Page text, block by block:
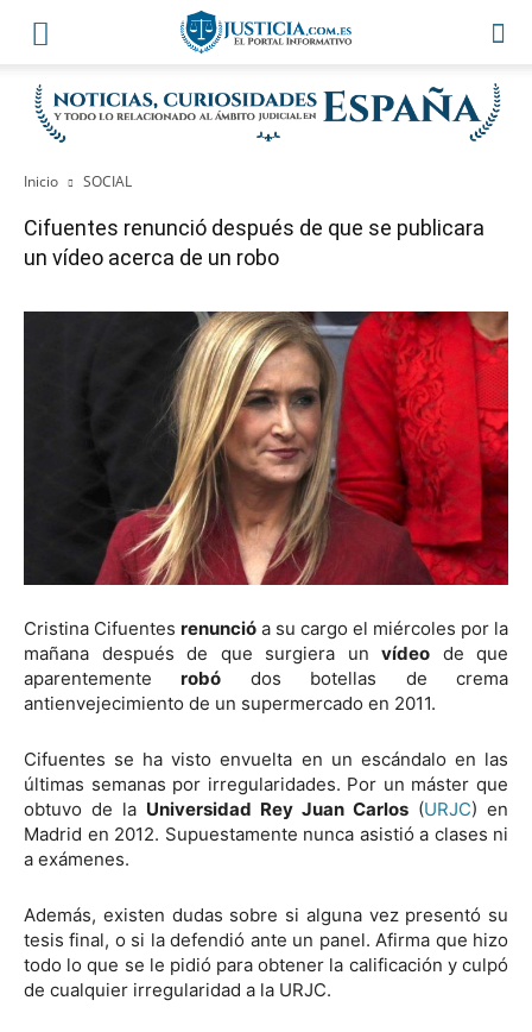
Inicio SOCIAL
Cifuentes renunció después de que se publicara
un vídeo acerca de un robo
Cristina Cifuentes renunció a su cargo el miércoles por la
mañana después de que surgiera un vídeo de que
aparentementerobó dos botellas de crema
antienvejecimiento de un supermercado en 2011.
Cifuentes se ha visto envuelta en un escándalo en las
últimas semanas por irregularidades. Por un máster que
obtuvo de la Universidad Rey Juan Carlos (URJC) en
Madrid en 2012. Supuestamente nunca asistió a clases ni
a exámenes.
Además, existen dudas sobre si alguna vez presentó su
tesis final, o si la defendió ante un panel. Afirma que hizo
todo lo que se le pidió para obtener la calificación y culpó
de cualquier irregularidad a la URJC.